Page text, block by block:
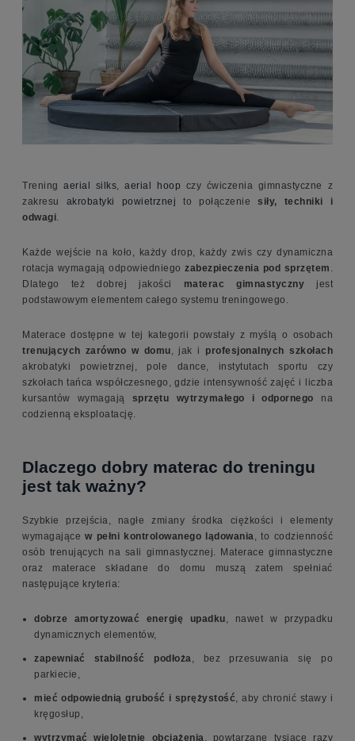
Treningaerial silks,aerial hoop czy ćwiczenia gimnastyczne z
zakresu akrobatyki powietrznej to połączenie siły, techniki i
odwagi.
Każde wejście na koło, każdy drop, każdy zwis czy dynamiczna
rotacja wymagają odpowiedniegozabezpieczenia pod sprzętem .
Dlatego też dobrej jakości
materac gimnastyczny jest
podstawowym elementem całego systemu treningowego.
Materace dostępne w tej kategorii powstały z myślą o osobach
trenujących zarówno w domu, jak i profesjonalnych szkołach
akrobatyki powietrznej, pole dance, instytutach sportu czy
szkołach tańca współczesnego, gdzie intensywność zajęć i liczba
kursantów wymagają sprzętu wytrzymałego i odpornego na
codzienną eksploatację.
Dlaczego dobry materac do treningu
jest tak ważny?
Szybkie przejścia, nagłe zmiany środka ciężkości i elementy
wymagającew pełni kontrolowanego lądowania, to codzienność
osób trenujących na sali gimnastycznej. Materace gimnastyczne
oraz materace składane do domu muszą zatem spełniać
następujące kryteria:
dobrze amortyzować energię upadku, nawet w przypadku
dynamicznych elementów,
zapewniać stabilność podłoża, bez przesuwania się po
parkiecie,
mieć odpowiednią grubość i sprężystość, aby chronić stawy i
kręgosłup,
wytrzymać wieloletnie obciążenia, powtarzane tysiące razy